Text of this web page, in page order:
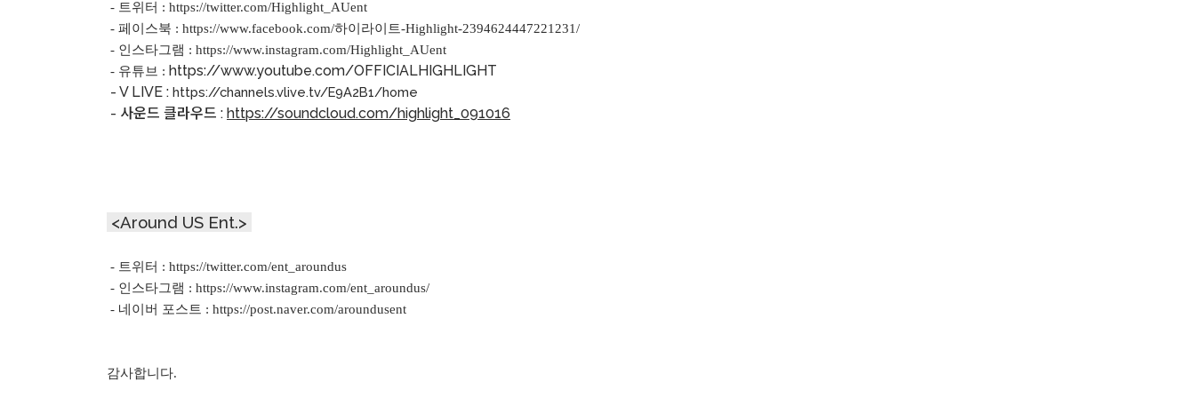
- 트위터 : https://twitter.com/Highlight_AUent
- 페이스북 : https://www.facebook.com/하이라이트-Highlight-2394624447221231/
- 인스타그램 : https://www.instagram.com/Highlight_AUent
- 유튜브 : https://www.youtube.com/OFFICIALHIGHLIGHT
- V LIVE : https://channels.vlive.tv/E9A2B1/home
- 사운드 클라우드 : https://soundcloud.com/highlight_091016
<Around US Ent.>
- 트위터 : https://twitter.com/ent_aroundus
- 인스타그램 : https://www.instagram.com/ent_aroundus/
- 네이버 포스트 : https://post.naver.com/aroundusent
감사합니다.